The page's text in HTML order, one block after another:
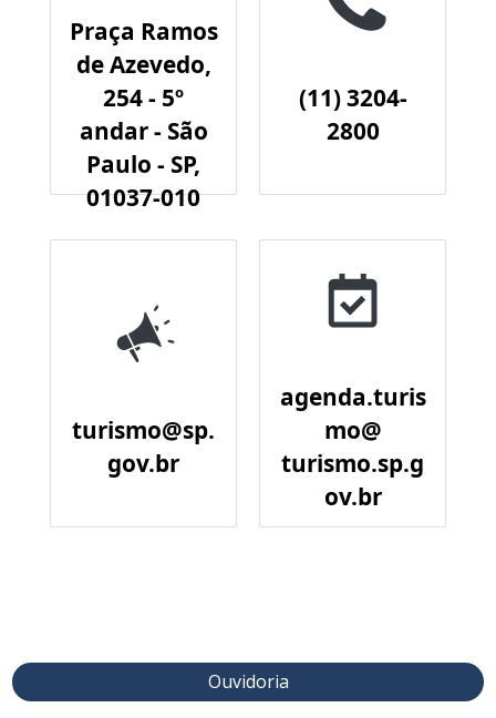
Praça Ramos
de Azevedo,
254 - 5º
andar - São
Paulo - SP,
01037-010
(11) 3204-
2800
turismo@sp.
gov.br
agenda.turis
mo@
turismo.sp.g
ov.br
Ouvidoria